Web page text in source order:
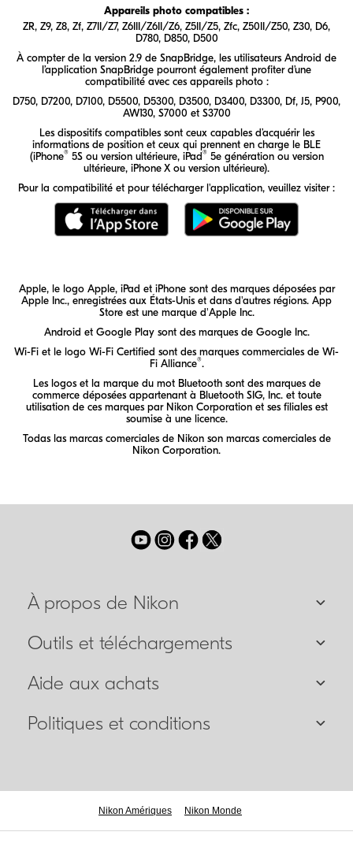
Appareils photo compatibles :
ZR, Z9, Z8, Zf, Z7II/Z7, Z6III/Z6II/Z6, Z5II/Z5, Zfc, Z50II/Z50, Z30, D6,
D780, D850, D500
À compter de la version 2.9 de SnapBridge, les utilisateurs Android de
l’application SnapBridge pourront également profiter d’une
compatibilité avec ces appareils photo :
D750, D7200, D7100, D5500, D5300, D3500, D3400, D3300, Df, J5, P900,
AW130, S7000 et S3700
Les dispositifs compatibles sont ceux capables d’acquérir les
informations de position et ceux qui prennent en charge le BLE
(iPhone® 5S ou version ultérieure, iPad® 5e génération ou version
ultérieure, iPhone X ou version ultérieure).
Pour la compatibilité et pour télécharger l'application, veuillez visiter :
Téléchargez l'application SnapBridge sur
Téléchargez
Apple, le logo Apple, iPad et iPhone sont des marques déposées par
Apple Inc., enregistrées aux États-Unis et dans d'autres régions. App
Store est une marque d'Apple Inc.
Android et Google Play sont des marques de Google Inc.
Wi-Fi et le logo Wi-Fi Certified sont des marques commerciales de Wi-
Fi Alliance®.
Les logos et la marque du mot Bluetooth sont des marques de
commerce déposées appartenant à Bluetooth SIG, Inc. et toute
utilisation de ces marques par Nikon Corporation et ses filiales est
soumise à une licence.
Todas las marcas comerciales de Nikon son marcas comerciales de
Nikon Corporation.
À propos de Nikon
Outils et téléchargements
Aide aux achats
Politiques et conditions
Nikon Amériques Nikon Monde